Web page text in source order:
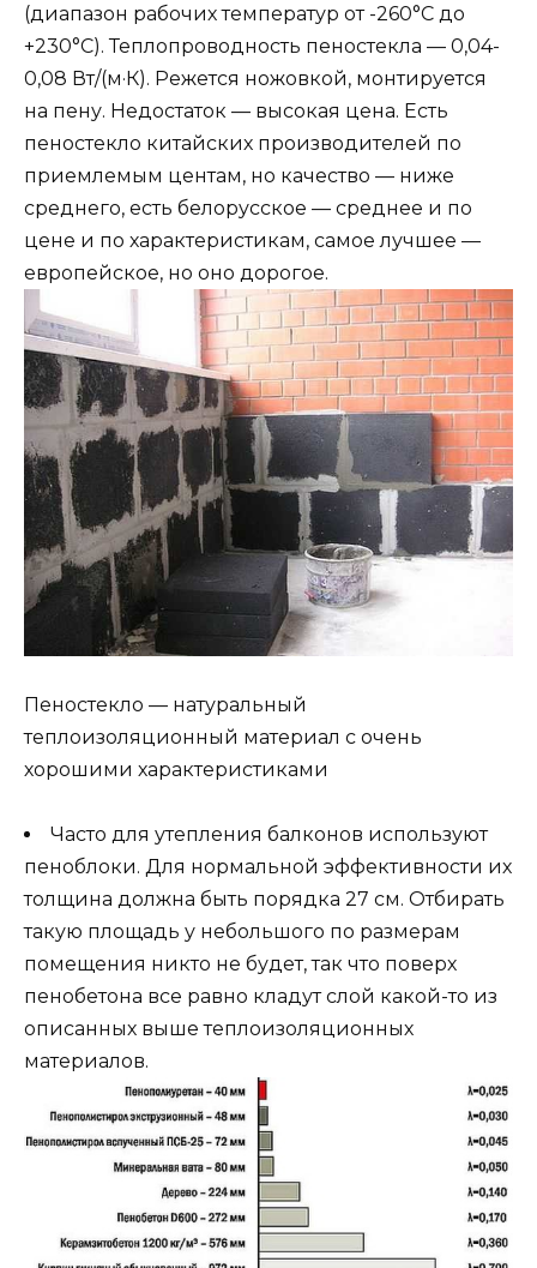
(диапазон рабочих температур от -260°C до
+230°C). Теплопроводность пеностекла — 0,04-
0,08 Вт/(м·К). Режется ножовкой, монтируется
на пену. Недостаток — высокая цена. Есть
пеностекло китайских производителей по
приемлемым центам, но качество — ниже
среднего, есть белорусское — среднее и по
цене и по характеристикам, самое лучшее —
европейское, но оно дорогое.
Пеностекло — натуральный
теплоизоляционный материал с очень
хорошими характеристиками
Часто для утепления балконов используют
пеноблоки. Для нормальной эффективности их
толщина должна быть порядка 27 см. Отбирать
такую площадь у небольшого по размерам
помещения никто не будет, так что поверх
пенобетона все равно кладут слой какой-то из
описанных выше теплоизоляционных
материалов.